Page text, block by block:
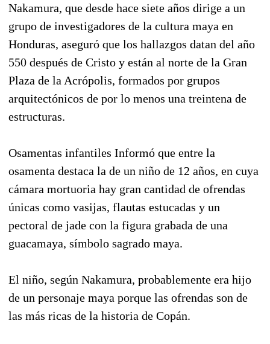
Nakamura, que desde hace siete años dirige a un
grupo de investigadores de la cultura maya en
Honduras, aseguró que los hallazgos datan del año
550 después de Cristo y están al norte de la Gran
Plaza de la Acrópolis, formados por grupos
arquitectónicos de por lo menos una treintena de
estructuras.
Osamentas infantiles Informó que entre la
osamenta destaca la de un niño de 12 años, en cuya
cámara mortuoria hay gran cantidad de ofrendas
únicas como vasijas, flautas estucadas y un
pectoral de jade con la figura grabada de una
guacamaya, símbolo sagrado maya.
El niño, según Nakamura, probablemente era hijo
de un personaje maya porque las ofrendas son de
las más ricas de la historia de Copán.